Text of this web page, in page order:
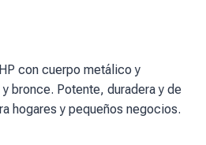
con cuerpo metálico y
bronce. Potente, duradera y de
hogares y pequeños negocios.